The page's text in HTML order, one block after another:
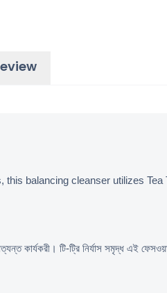
this balancing cleanser utilizes
কার্যকরী। টি-ট্রি নির্যাস সমৃদ্ধ এই